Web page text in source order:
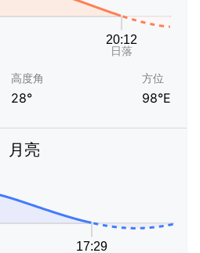
高度角
28°
方位
98°E
月亮